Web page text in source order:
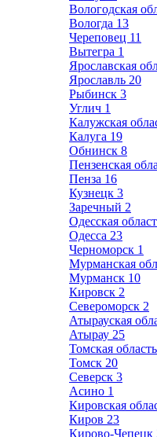
Вологодская
Вологда 13
Череповец 11
Вытегра 1
Ярославская
Ярославль 20
Рыбинск 3
Углич 1
Калужская
Калуга 19
Обнинск 8
Пензенская
Пенза 16
Кузнецк 3
Заречный 2
Одесская
Одесса 23
Черноморск 1
Мурманская
Мурманск 10
Кировск 2
Североморск 2
Атырауская
Атырау 25
Томская область
Томск 20
Северск 3
Асино 1
Кировская
Киров 23
Кирово-Чепецк